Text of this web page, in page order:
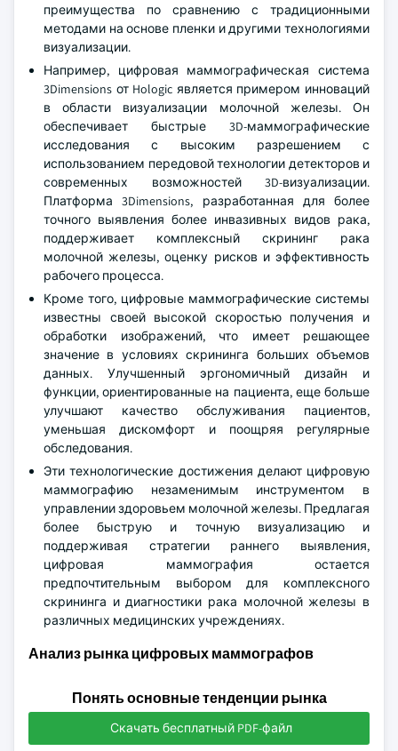
преимущества по сравнению с традиционными
методами на основе пленки и другими технологиями
визуализации.
Например, цифровая маммографическая система
3Dimensions от Hologic является примером инноваций
в области визуализации молочной железы. Он
обеспечивает быстрые 3D-маммографические
исследования с высоким разрешением с
использованием передовой технологии детекторов и
современных возможностей 3D-визуализации.
Платформа 3Dimensions, разработанная для более
точного выявления более инвазивных видов рака,
поддерживает комплексный скрининг рака
молочной железы, оценку рисков и эффективность
рабочего процесса.
Кроме того, цифровые маммографические системы
известны своей высокой скоростью получения и
обработки изображений, что имеет решающее
значение в условиях скрининга больших объемов
данных. Улучшенный эргономичный дизайн и
функции, ориентированные на пациента, еще больше
улучшают качество обслуживания пациентов,
уменьшая дискомфорт и поощряя регулярные
обследования.
Эти технологические достижения делают цифровую
маммографию незаменимым инструментом в
управлении здоровьем молочной железы. Предлагая
более быструю и точную визуализацию и
поддерживая стратегии раннего выявления,
цифровая маммография остается
предпочтительным выбором для комплексного
скрининга и диагностики рака молочной железы в
различных медицинских учреждениях.
Анализ рынка цифровых маммографов
Понять основные тенденции рынка